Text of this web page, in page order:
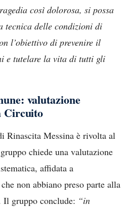
così dolorosa, si possa
tecnica delle condizioni di
l’obiettivo di prevenire il
e tutelare la vita di tutti gli
valutazione
Circuito
Rinascita Messina è rivolta al
chiede una valutazione
affidata a
non abbiano preso parte alla
Il gruppo conclude: “in